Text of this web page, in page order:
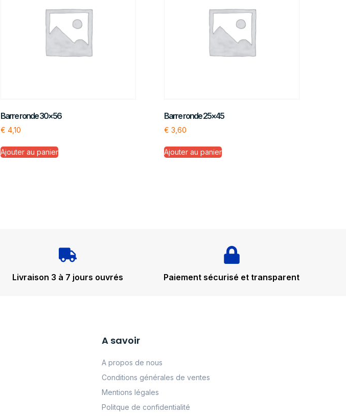
Barre ronde 30×56
€ 4,10
Ajouter au panier
Barre ronde 25×45
€ 3,60
Ajouter au panier
Livraison 3 à 7 jours ouvrés Paiement sécurisé et transparent
A savoir
A propos de nous
Conditions générales de ventes
Mentions légales
Politque de confidentialité